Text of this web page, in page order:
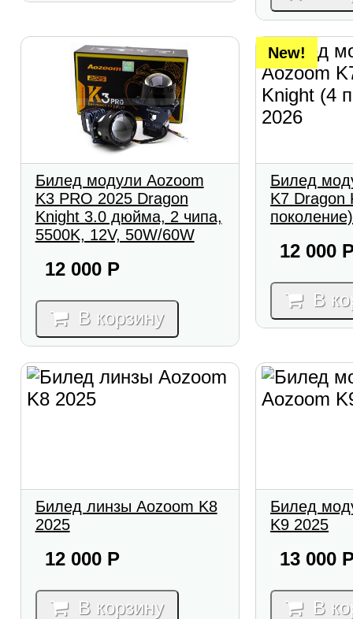
Билед модули Aozoom
K3 PRO 2025 Dragon
Knight 3.0 дюйма, 2 чипа,
5500K, 12V, 50W/60W
12 000 Р
В корзину
New!
Билед
K7 Dragon
12 000
В
Билед линзы Aozoom K8
2025
12 000 Р
В корзину
Билед
K9 2025
13 000
В